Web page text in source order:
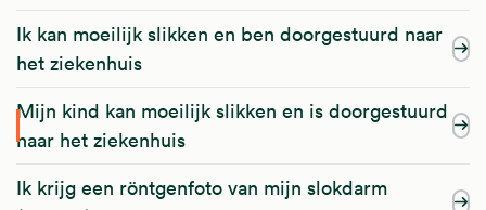
Ik kan moeilijk slikken en ben doorgestuurd naar
het ziekenhuis
Mijn kind kan moeilijk slikken en is doorgestuurd
naar het ziekenhuis
Ik krijg een röntgenfoto van mijn slokdarm